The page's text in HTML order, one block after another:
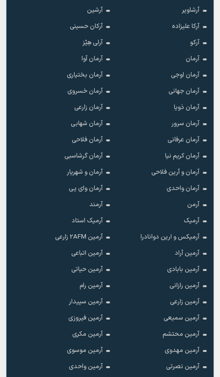
آرشاویر
آرشین
آرکا علیزاده
آرکان حسینی
آرکو
آرلی هِیْز
آرمان
آرمان آوا
آرمان اوجی
آرمان بختیاری
آرمان جهانی
آرمان خسروی
آرمان ذویا
آرمان زارعی
آرمان سرور
آرمان شهابی
آرمان عرفانی
آرمان فلاحی
آرمان کریم نیا
آرمان گرشاسبی
آرمان و آرین فلاحی
آرمان و شهریار
آرمان واحدی
آرمان وای پی
آرمن
آرمند
آرمیک
آرمیک استاد
آرمیکس و ارین دوانادرا
آرمین 2AFM زارعی
آرمین آراد
آرمین اتباعی
آرمین بابادی
آرمین حیاتی
آرمین رازانی
آرمین رام
آرمین زارعی
آرمین سپیدار
آرمین سمیعی
آرمین فیروزی
آرمین محتشم
آرمین مکری
آرمین مهدوی
آرمین موسوی
آرمین نصرتی
آرمین واحدی